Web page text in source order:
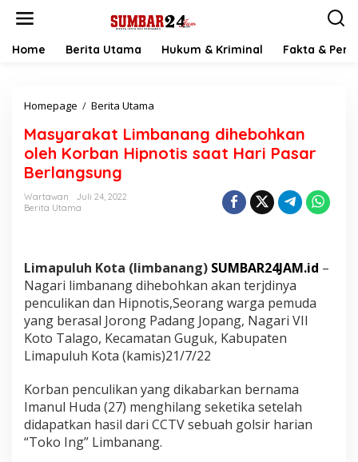
Home Berita Utama Hukum & Kriminal Fakta &
Homepage / Berita Utama
s
y
a
i
m
b
a
n
a
n
g
i
h
e
b
o
Masyarakat Limbanang dihebohkan
oleh Korban Hipnotis saat Hari Pasar
Berlangsung
Wartawan
Juli 24, 2022
Berita Utama
Limapuluh Kota (limbanang) SUMBAR24JAM.id –
Nagari limbanang dihebohkan akan terjdinya
penculikan dan Hipnotis,Seorang warga pemuda
yang berasal Jorong Padang Jopang, Nagari VII
Koto Talago, Kecamatan Guguk, Kabupaten
Limapuluh Kota (kamis)21/7/22
Korban penculikan yang dikabarkan bernama
Imanul Huda (27) menghilang seketika setelah
didapatkan hasil dari CCTV sebuah golsir harian
“Toko Ing” Limbanang.